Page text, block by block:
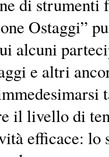
di strumenti
Ostaggi”
alcuni
e altri
il livello di
efficace: lo